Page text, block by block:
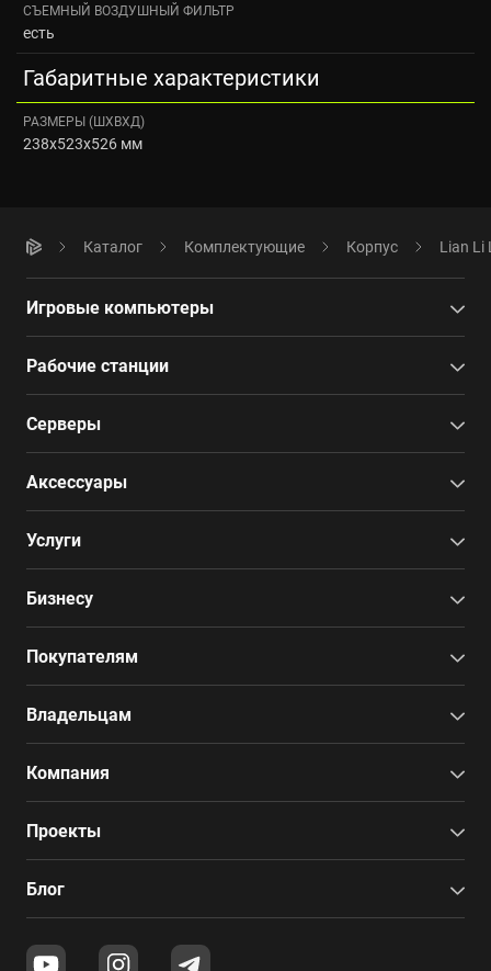
СЪЕМНЫЙ ВОЗДУШНЫЙ ФИЛЬТР
есть
Габаритные характеристики
РАЗМЕРЫ (ШXВXД)
238x523x526 мм
Каталог Комплектующие Корпус Lian Li
Игровые компьютеры
Рабочие станции
Серверы
Аксессуары
Услуги
Бизнесу
Покупателям
Владельцам
Компания
Проекты
Блог